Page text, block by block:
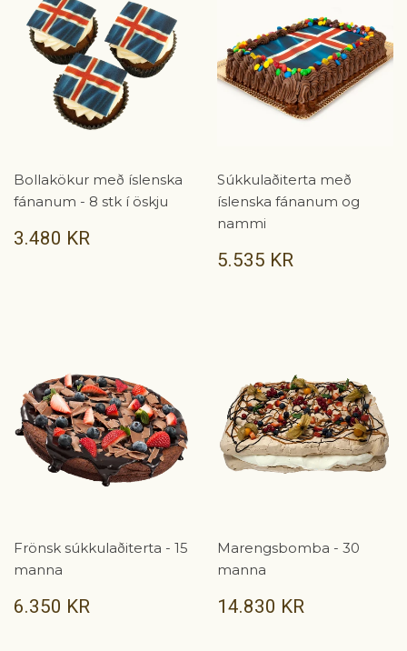
Bollakökur með íslenska
fánanum - 8 stk í öskju
VERÐ
3.480 KR
Súkkulaðiterta með
íslenska fánanum og
nammi
VERÐ
5.535 KR
Frönsk súkkulaðiterta - 15
manna
VERÐ
6.350 KR
Marengsbomba - 30
manna
VERÐ
14.830 KR